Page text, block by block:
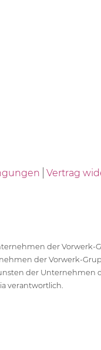
Vertrag
der Vorwerk-
der Vorwerk-
der Unternehmen
verantwortlich.